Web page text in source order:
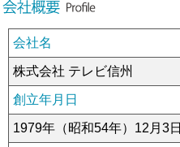
放送番組基準
放送番組の種別
放送番組審議会
青少年向け番組
会社名
株式会社 テレビ信州
創立年月日
1979年（昭和54年）12月3日